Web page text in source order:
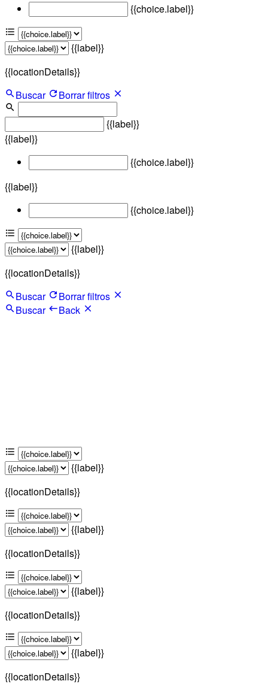
{{choice.label}}
{{label}}
{{locationDetails}}
Buscar
Borrar filtros
{{label}}
{{label}}
{{choice.label}}
{{label}}
{{choice.label}}
{{label}}
{{locationDetails}}
Buscar
Borrar filtros
Buscar
Back
{{label}}
{{locationDetails}}
{{label}}
{{locationDetails}}
{{label}}
{{locationDetails}}
{{label}}
{{locationDetails}}